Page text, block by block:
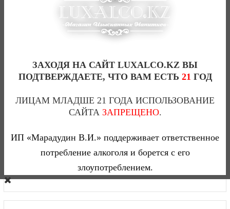
АРАРАТ НАИРИ 20 ЛЕТ (ТУБУС)-0,5(Л)
12 780 тг
ЗАХОДЯ НА САЙТ LUXALCO.KZ ВЫ
ПОДТВЕРЖДАЕТЕ, ЧТО ВАМ ЕСТЬ 21 ГОД
ЛИЦАМ МЛАДШЕ 21 ГОДА ИСПОЛЬЗОВАНИЕ
САЙТА ЗАПРЕЩЕНО.
ИП «Марадудин В.И.» поддерживает ответственное
потребление алкоголя и борется с его
злоупотреблением.